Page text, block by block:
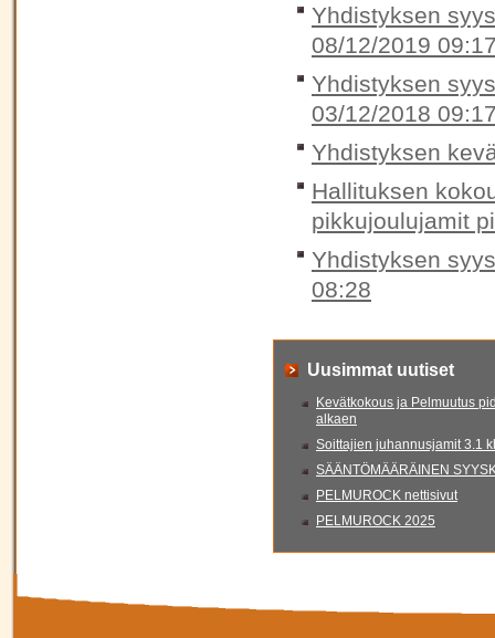
Yhdistyksen
08/12/2019
Yhdistyksen
03/12/2018
Yhdistyksen
Hallituksen
pikkujoulujamit
Yhdistyksen
08:28
Uusimmat uutiset
Kevätkokous ja Pelmuutus
alkaen
Soittajien juhannusjamit 3.1
SÄÄNTÖMÄÄRÄINEN
PELMUROCK nettisivut
PELMUROCK 2025